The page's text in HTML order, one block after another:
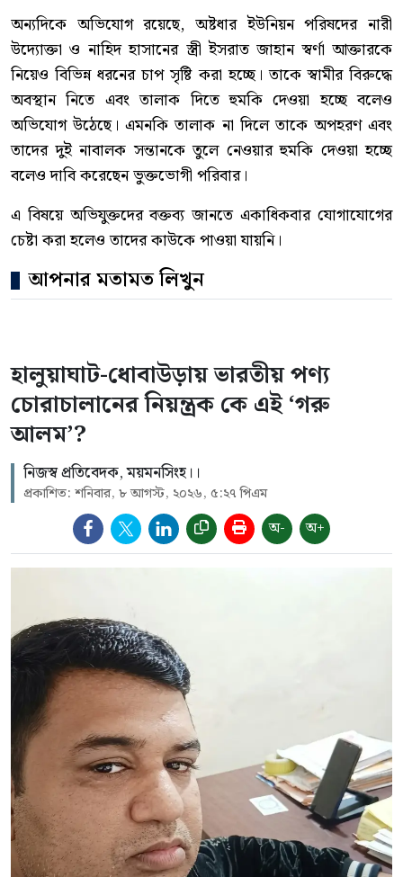
অন্যদিকে অভিযোগ রয়েছে, অষ্টধার ইউনিয়ন পরিষদের নারী
উদ্যোক্তা ও নাহিদ হাসানের স্ত্রী ইসরাত জাহান স্বর্ণা আক্তারকে
নিয়েও বিভিন্ন ধরনের চাপ সৃষ্টি করা হচ্ছে। তাকে স্বামীর বিরুদ্ধে
অবস্থান নিতে এবং তালাক দিতে হুমকি দেওয়া হচ্ছে বলেও
অভিযোগ উঠেছে। এমনকি তালাক না দিলে তাকে অপহরণ এবং
তাদের দুই নাবালক সন্তানকে তুলে নেওয়ার হুমকি দেওয়া হচ্ছে
বলেও দাবি করেছেন ভুক্তভোগী পরিবার।
এ বিষয়ে অভিযুক্তদের বক্তব্য জানতে একাধিকবার যোগাযোগের
চেষ্টা করা হলেও তাদের কাউকে পাওয়া যায়নি।
আপনার মতামত লিখুন
হালুয়াঘাট-ধোবাউড়ায় ভারতীয় পণ্য
চোরাচালানের নিয়ন্ত্রক কে এই ‘গরু
আলম’?
নিজস্ব প্রতিবেদক, ময়মনসিংহ।।
প্রকাশিত: শনিবার, ৮ আগস্ট, ২০২৬, ৫:২৭ পিএম
অ- অ+